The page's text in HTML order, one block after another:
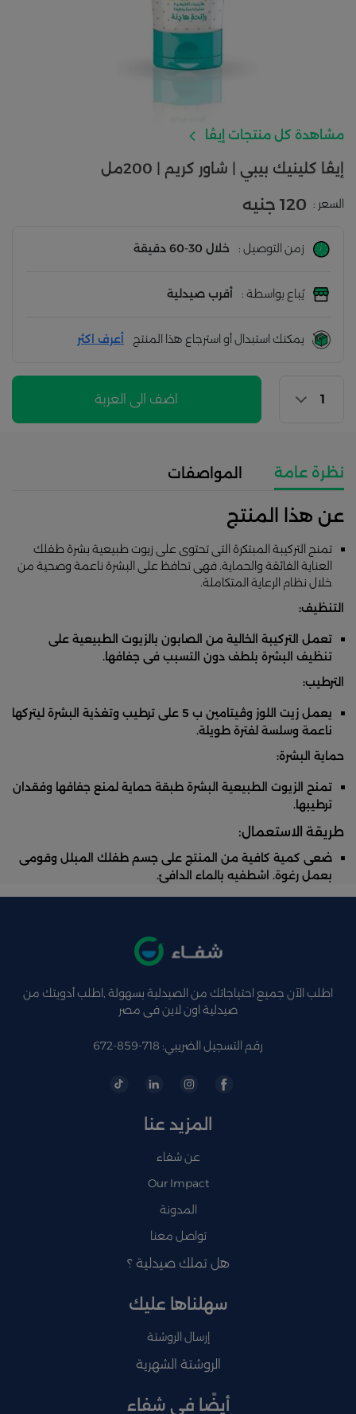
مشاهدة كل منتجات إيڤا
إيڤا كلينيك بيبي | شاور كريم | 200مل
السعر : 120 جنيه
زمن التوصيل : خلال 30-60 دقيقة
يُباع بواسطة : أقرب صيدلية
يمكنك استبدال أو استرجاع هذا المنتج أعرف اكثر
اضف الى العربة
نظرة عامة المواصفات
عن هذا المنتج
تمنح التركيبة المبتكرة التى تحتوى على زيوت طبيعية بشرة طفلك
العناية الفائقة والحماية. فهى تحافظ على البشرة ناعمة وصحية من
خلال نظام الرعاية المتكاملة.
التنظيف:
تعمل التركيبة الخالية من الصابون بالزيوت الطبيعية على
تنظيف البشرة بلطف دون التسبب فى جفافها.
الترطيب:
يعمل زيت اللوز وڤيتامين ب 5 على ترطيب وتغذية البشرة ليتركها
ناعمة وسلسة لفترة طويلة.
حماية البشرة:
تمنح الزيوت الطبيعية البشرة طبقة حماية لمنع جفافها وفقدان
ترطيبها.
طريقة الاستعمال:
ضعى كمية كافية من المنتج على جسم طفلك المبلل وقومى
بعمل رغوة. اشطفيه بالماء الدافئ.
اطلب الآن جميع احتياجاتك من الصيدلية بسهولة ,اطلب أدويتك من
صيدلية اون لاين فى مصر
رقم التسجيل الضريبي: 718-859-672
المزيد عنا
عن شفاء
Our Impact
المدونة
تواصل معنا
هل تملك صيدلية ؟
سهلناها عليك
إرسال الروشتة
الروشتة الشهرية
أيضًا في شفاء